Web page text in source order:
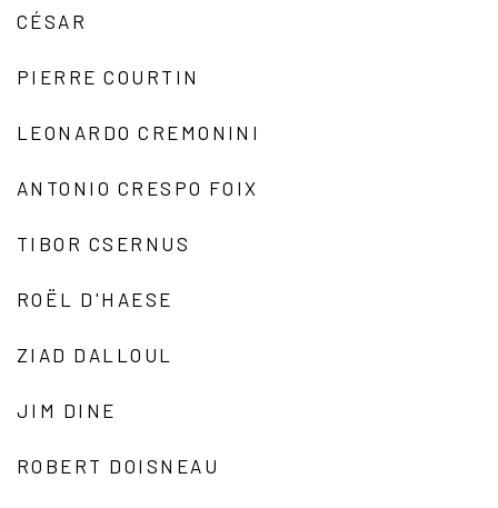
CÉSAR
PIERRE COURTIN
LEONARDO CREMONINI
ANTONIO CRESPO FOIX
TIBOR CSERNUS
ROËL D'HAESE
ZIAD DALLOUL
JIM DINE
ROBERT DOISNEAU